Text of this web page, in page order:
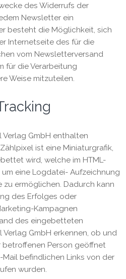
des Widerrufs der
Newsletter ein
besteht die Möglichkeit, sich
Internetseite des für die
vom Newsletterversand
für die Verarbeitung
Weise mitzuteilen.
GmbH enthalten
ist eine Miniaturgrafik,
wird, welche im HTML-
eine Logdatei- Aufzeichnung
ermöglichen. Dadurch kann
des Erfolges oder
Kampagnen
des eingebetteten
GmbH erkennen, ob und
betroffenen Person geöffnet
befindlichen Links von der
wurden.